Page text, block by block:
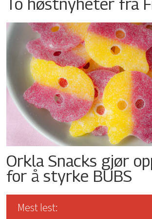
Orkla Snacks gjør
for å styrke BUBS
Mest lest: